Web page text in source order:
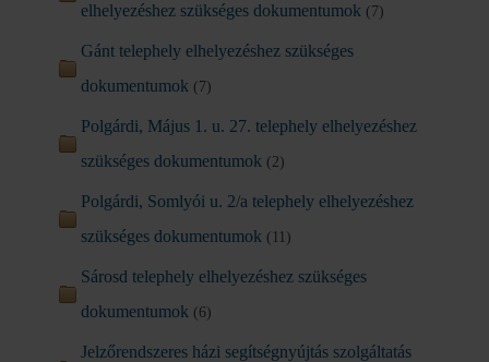
elhelyezéshez szükséges dokumentumok (7)
Gánt telephely elhelyezéshez szükséges
dokumentumok (7)
Polgárdi, Május 1. u. 27. telephely elhelyezéshez
szükséges dokumentumok (2)
Polgárdi, Somlyói u. 2/a telephely elhelyezéshez
szükséges dokumentumok (11)
Sárosd telephely elhelyezéshez szükséges
dokumentumok (6)
Jelzőrendszeres házi segítségnyújtás szolgáltatás